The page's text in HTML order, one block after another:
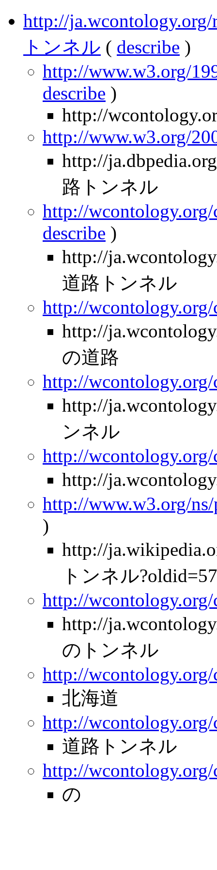
http://
トンネル ( describe )
http://www.w3.org/
describe )
http://
http://www.w3.org/
http://
路トンネル
http://
describe )
http://
道路トンネル
http://wcontology.org/
http://
の道路
http://
http://
ンネル
http://wcontology.org/
http://
http://www.w3.org/
)
http://
トンネル
http://wcontology.org/
http://
のトンネル
http://
北海道
http://
道路トンネル
http://wcontology.org/
の